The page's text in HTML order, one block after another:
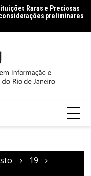
preliminares
da Ciência da
19